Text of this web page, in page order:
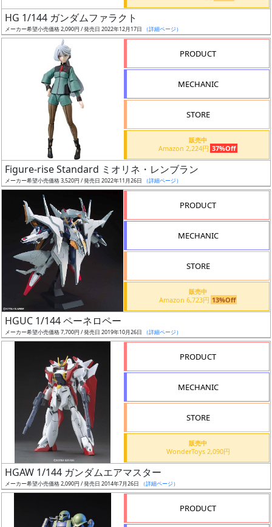
日
発
売
ギ
ャ
ラ
改
定
予
HG 1/144 ガンダムファラクト
メーカー希望小売価格 2,090円 / 発売日 2022年12月17日 （詳細ページ）
PRODUCT
MECHANIC
STORE
販売中
Amazon 2,224円 37%Off
Figure-rise Standard ミオリネ・レンブラン
メーカー希望小売価格 3,520円 / 発売日 2022年11月26日 （詳細ページ）
PRODUCT
MECHANIC
STORE
販売中
Amazon 6,723円 13%Off
HGUC 1/144 ペーネロペー
メーカー希望小売価格 7,700円 / 発売日 2019年10月26日 （詳細ページ）
PRODUCT
MECHANIC
STORE
販売中
WonderToys 2,090円
HGAW 1/144 ガンダムエアマスター
メーカー希望小売価格 2,090円 / 発売日 2014年7月26日 （詳細ページ）
PRODUCT